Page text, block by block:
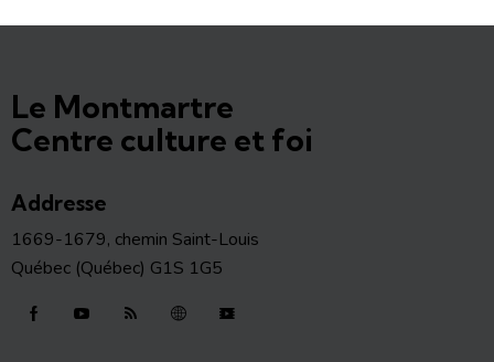
Le Montmartre
Centre culture et foi
Addresse
1669-1679, chemin Saint-Louis
Québec (Québec) G1S 1G5